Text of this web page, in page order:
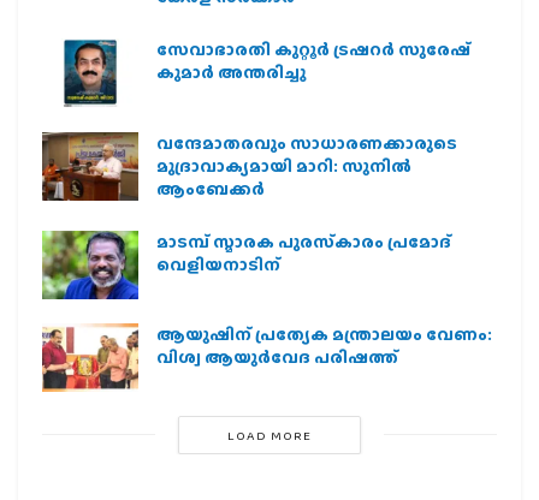
സേവാഭാരതി കുറ്റൂർ ട്രഷറർ സുരേഷ്
കുമാർ അന്തരിച്ചു
വന്ദേമാതരവും സാധാരണക്കാരുടെ
മുദ്രാവാക്യമായി മാറി: സുനിൽ
ആംബേക്കർ
മാടമ്പ് സ്മാരക പുരസ്‌കാരം പ്രമോദ്
വെളിയനാടിന്
ആയുഷിന് പ്രത്യേക മന്ത്രാലയം വേണം:
വിശ്വ ആയുര്‍വേദ പരിഷത്ത്
LOAD MORE